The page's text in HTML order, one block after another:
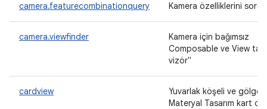
camera.featurecombinationquery Kamera özelliklerini
camera.viewfinder
Kamera için bağımsız
Composable ve View
vizör"
cardview
Yuvarlak köşeli ve gölge
Materyal Tasarım kart